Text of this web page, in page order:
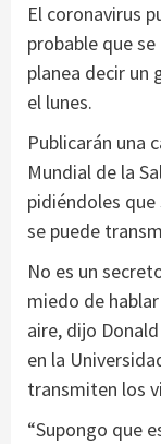
El coronavirus
probable que
planea decir un
el lunes.
Publicarán una
Mundial de la
pidiéndoles
se puede
No es un
miedo de
aire, dijo
en la
transmiten los
“Supongo que